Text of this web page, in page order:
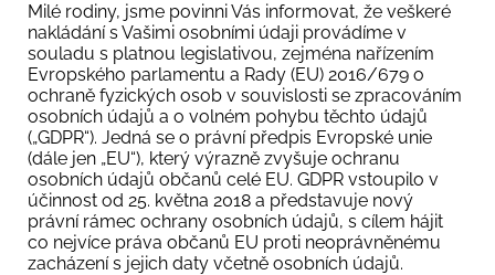
Milé rodiny, jsme povinni Vás informovat, že veškeré
nakládání s Vašimi osobními údaji provádíme v
souladu s platnou legislativou, zejména nařízením
Evropského parlamentu a Rady (EU) 2016/679 o
ochraně fyzických osob v souvislosti se zpracováním
osobních údajů a o volném pohybu těchto údajů
(„GDPR“). Jedná se o právní předpis Evropské unie
(dále jen „EU“), který výrazně zvyšuje ochranu
osobních údajů občanů celé EU. GDPR vstoupilo v
účinnost od 25. května 2018 a představuje nový
právní rámec ochrany osobních údajů, s cílem hájit
co nejvíce práva občanů EU proti neoprávněnému
zacházení s jejich daty včetně osobních údajů.